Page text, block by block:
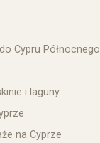
Cypru Północnego
i laguny
na Cyprze